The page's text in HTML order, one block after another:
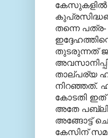
കേസുകളില്‍
തന്നെ
തുടരുന്നത്
താല്പര്യ
നിറഞ്ഞത്‌.
കോടതി ഇത്‌
അതേ
അങ്ങോട്ട്‌
കേസിന്